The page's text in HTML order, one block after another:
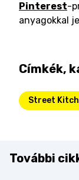
Pinterest-
anyagokkal
Címkék,
Street
További